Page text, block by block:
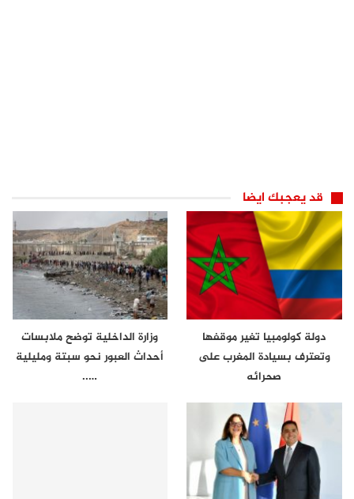
قد يعجبك ايضا
دولة كولومبيا تغير موقفها
وتعترف بسيادة المغرب على
صحرائه
وزارة الداخلية توضح ملابسات
أحداث العبور نحو سبتة ومليلية
…..